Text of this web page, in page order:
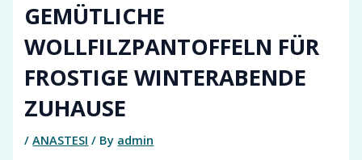
GEMÜTLICHE
WOLLFILZPANTOFFELN FÜR
FROSTIGE WINTERABENDE
ZUHAUSE
/ANASTESI / By admin